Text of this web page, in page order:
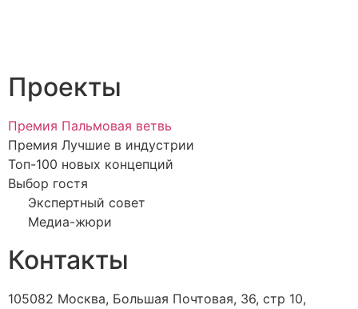
Проекты
Премия Пальмовая ветвь
Премия Лучшие в индустрии
Топ-100 новых концепций
Выбор гостя
Экспертный совет
Медиа-жюри
Контакты
105082 Москва, Большая Почтовая, 36, стр 10,